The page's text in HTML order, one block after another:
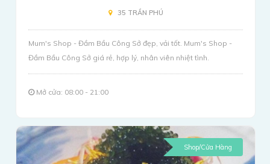
35 TRẦN PHÚ
Mum's Shop - Đầm Bầu Công Sở đẹp, vải tốt. Mum's Shop -
Đầm Bầu Công Sở giá rẻ, hợp lý, nhân viên nhiệt tình.
Mở cửa: 08:00 - 21:00
Shop/Cửa Hàng